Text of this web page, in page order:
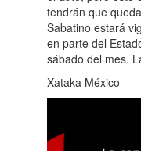
tendrán que
Sabatino estará
en parte del
sábado del mes.
Xataka México